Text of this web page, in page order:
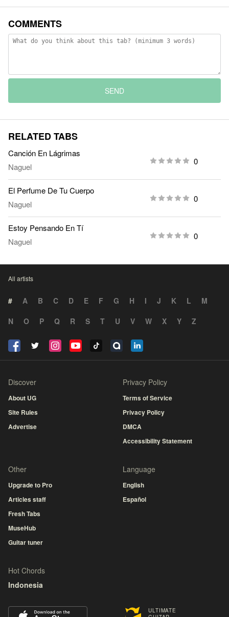
COMMENTS
SEND
RELATED TABS
Canción En Lágrimas
Naguel
0
El Perfume De Tu Cuerpo
Naguel
0
Estoy Pensando En Tí
Naguel
0
All artists
# A B C D E F G H I J K L
M
N
O P Q R S T U V W X Y Z
ULTIMATE
Discover
About UG
Site Rules
Advertise
Privacy Policy
Terms of Service
Privacy Policy
DMCA
Accessibility Statement
Other
Upgrade to Pro
Articles staff
Fresh Tabs
MuseHub
Guitar tuner
Language
English
Español
Hot Chords
Indonesia